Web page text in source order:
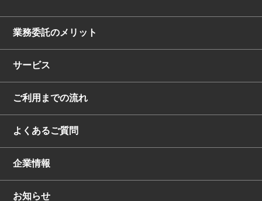
業務委託のメリット
サービス
ご利用までの流れ
よくあるご質問
企業情報
お知らせ